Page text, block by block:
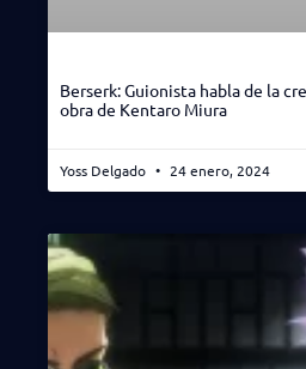
Berserk: Guionista habla de la
obra de Kentaro Miura
Yoss Delgado 24 enero, 2024